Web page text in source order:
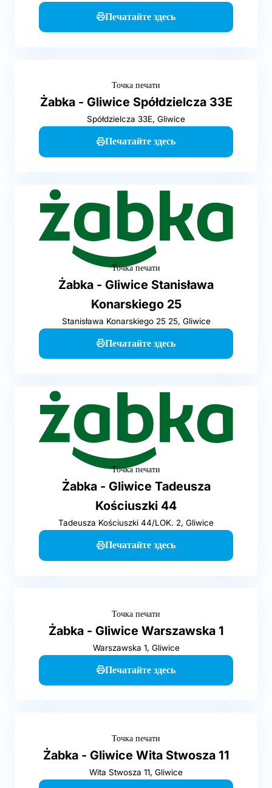
Печатайте здесь
Точка печати
Żabka - Gliwice Spółdzielcza 33E
Spółdzielcza 33E, Gliwice
Печатайте здесь
Точка печати
Żabka - Gliwice Stanisława
Konarskiego 25
Stanisława Konarskiego 25 25, Gliwice
Печатайте здесь
Точка печати
Żabka - Gliwice Tadeusza
Kościuszki 44
Tadeusza Kościuszki 44/LOK. 2, Gliwice
Печатайте здесь
Точка печати
Żabka - Gliwice Warszawska 1
Warszawska 1, Gliwice
Печатайте здесь
Точка печати
Żabka - Gliwice Wita Stwosza 11
Wita Stwosza 11, Gliwice